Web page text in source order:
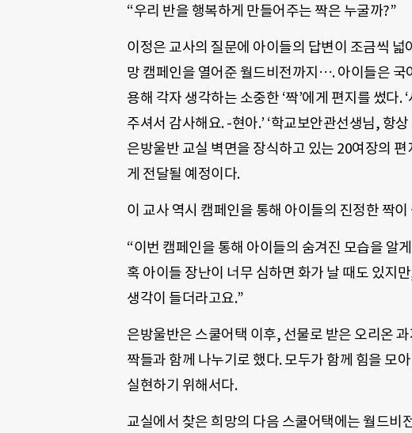
“우리 반을 행복하게 만들어주는 짝은 누굴까?”
이정은 교사의 질문에 아이들의 답변이 조금씩
망 캠페인을 열어준 월드비전까지…. 아이들은 국
용해 각자 생각하는 소중한 ‘짝’에게 편지를 썼다
주셔서 감사해요. -현아.’ ‘학교보안관선생님, 항
은방울반 교실 벽면을 장식하고 있는 20여장의
게 전달될 예정이다.
이 교사 역시 캠페인을 통해 아이들의 진정한 짝이
“이번 캠페인을 통해 아이들의 숨겨진 모습을 알
혹 아이들 장난이 너무 심하면 화가 날 때도 있지
생각이 들더라고요.”
은방울반은 스쿨어택 이후, 선물로 받은 오리온
짝들과 함께 나누기로 했다. 모두가 함께 힘을 모
실현하기 위해서다.
교실에서 찾은 희망의 다음 스쿨어택에는 월드비